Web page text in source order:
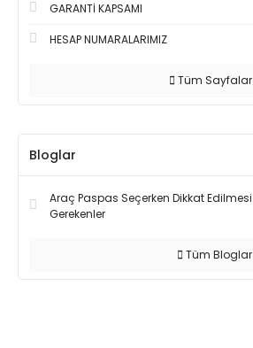
GARANTİ KAPSAMI
HESAP NUMARALARIMIZ
Tüm Sayfalar
Bloglar
Araç Paspas Seçerken Dikkat Edilmesi
Gerekenler
Tüm Bloglar